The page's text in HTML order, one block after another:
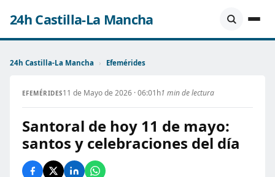
24h Castilla-La Mancha
24h Castilla-La Mancha › Efemérides
EFEMÉRIDES11 de Mayo de 2026 · 06:01h1 min de lectura
Santoral de hoy 11 de mayo:
santos y celebraciones del día